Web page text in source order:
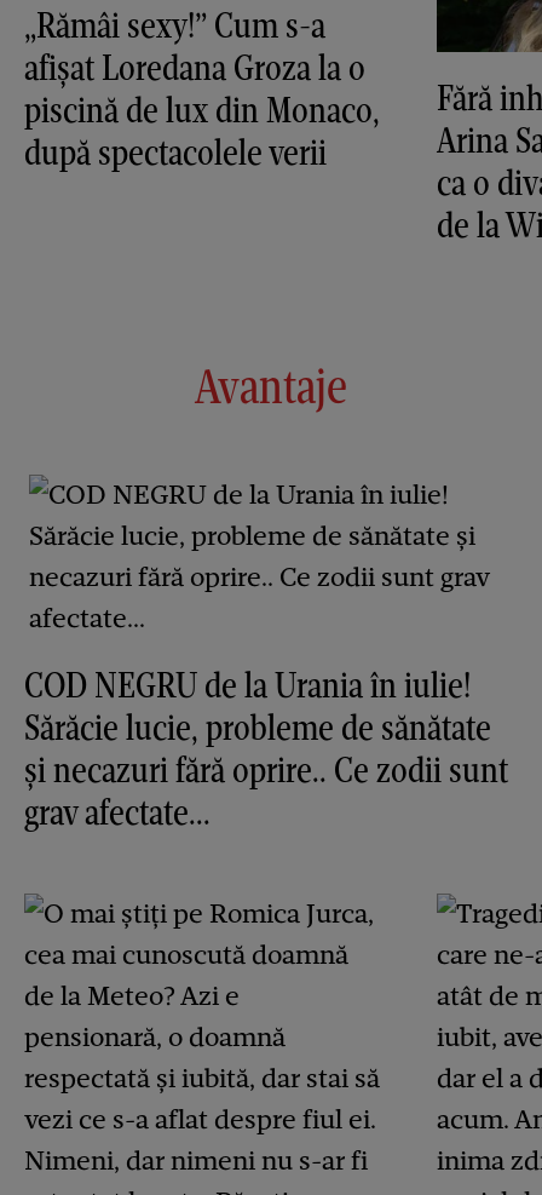
„Rămâi sexy!” Cum s-a
afișat Loredana Groza la o
piscină de lux din Monaco,
după spectacolele verii
Fără
Arina
ca o
de la
Avantaje
COD NEGRU de la Urania în iulie!
Sărăcie lucie, probleme de sănătate
și necazuri fără oprire.. Ce zodii sunt
grav afectate...